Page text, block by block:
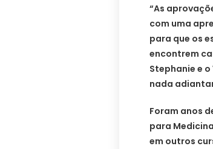
“As
com uma
para que os
encontrem
Stephanie e
nada
Foram anos
para
em outros